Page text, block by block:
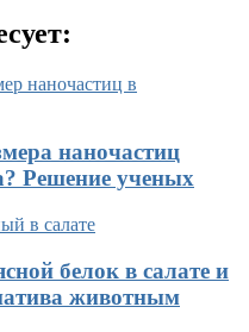
наночастиц
Решение ученых
белок в салате и
животным